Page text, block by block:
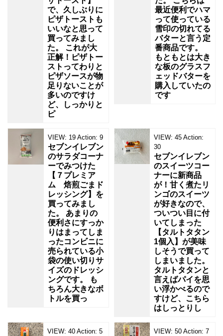
で、久しぶりに
ピザトーストも
いいなと思って
買ってみまし
た。 これが大
正解！ピザトー
ストってわりと
ピザソースが物
足りないことが
多いのですけ
ど、しっかりと
ピ
最近便利でハマ
って使っている
雪印の切れてる
バターと言う定
番商品です。
もともとは大き
な板のグラスフ
ェッドバターを
購入していたの
です
VIEW: 19 Action: 9
セブンイレブン
のサラダコーナ
ーでみつけた
【７プレミア
ム 焙煎ごまド
レッシング】を
買ってみまし
た。 あまりの
便利さにすっか
りはまってしま
ったコンビニに
売られている小
袋の使い切りサ
イズのドレッシ
ングです。 も
ちろん大きなボ
トルを買っ
VIEW: 45 Action:
30
セブンイレブン
のスイーツコー
ナーに新商品
が！甘く煮たリ
ンゴのスイーツ
が好きなので、
ついつい目に付
いてしまった
【タルトタタン
1個入】が美味
しそうで買って
しまいました。
タルトタタンと
言えばパイを思
い浮かべるので
すけど、こちら
はしっとりし
VIEW: 40 Action: 5 VIEW: 50 Action: 7